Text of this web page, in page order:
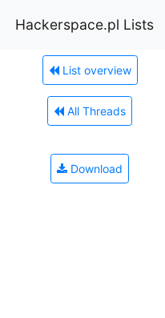
Hackerspace.pl Lists
List overview
All Threads
Download